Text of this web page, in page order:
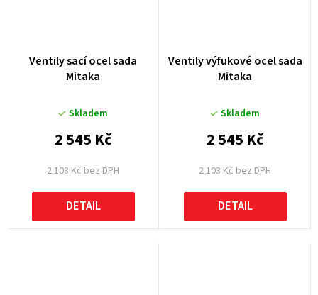
Ventily sací ocel sada
Mitaka
Skladem
2 103 Kč bez DPH
2 545 Kč
DETAIL
Ventily výfukové ocel sada
Mitaka
Skladem
2 103 Kč bez DPH
2 545 Kč
DETAIL